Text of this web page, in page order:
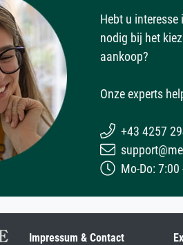
Hebt u
nodig bij het
aankoop?
Onze experts
+43 4257
Mo-Do:
Impressum & Contact